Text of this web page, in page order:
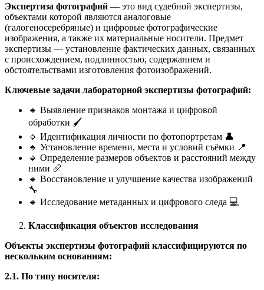
Экспертиза фотографий — это вид судебной экспертизы,
объектами которой являются аналоговые
(галогеносеребряные) и цифровые фотографические
изображения, а также их материальные носители. Предмет
экспертизы — установление фактических данных, связанных
с происхождением, подлинностью, содержанием и
обстоятельствами изготовления фотоизображений.
Ключевые задачи лабораторной экспертизы фотографий:
🔹 Выявление признаков монтажа и цифровой
обработки 🖌️
🔹 Идентификация личности по фотопортретам 👤
🔹 Установление времени, места и условий съёмки 📍
🔹 Определение размеров объектов и расстояний между
ними 📏
🔹 Восстановление и улучшение качества изображений
🔧
🔹 Исследование метаданных и цифрового следа 💻
Классификация объектов исследования
Объекты экспертизы фотографий классифицируются по
нескольким основаниям:
2.1. По типу носителя: